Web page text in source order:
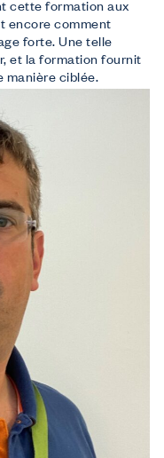
cette formation aux
encore comment
forte. Une telle
et la formation fournit
manière ciblée.